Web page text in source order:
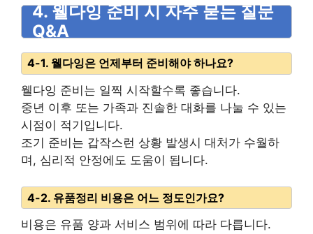
4. 웰다잉 준비 시 자주 묻는 질문
Q&A
4-1. 웰다잉은 언제부터 준비해야 하나요?
웰다잉 준비는 일찍 시작할수록 좋습니다.
중년 이후 또는 가족과 진솔한 대화를 나눌 수 있는
시점이 적기입니다.
조기 준비는 갑작스런 상황 발생시 대처가 수월하
며, 심리적 안정에도 도움이 됩니다.
4-2. 유품정리 비용은 어느 정도인가요?
비용은 유품 양과 서비스 범위에 따라 다릅니다.